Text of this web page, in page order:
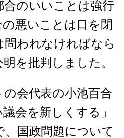
合のいいことは強行
悪いことは口を閉
問われなければなら
を批判しました。
会代表の小池百合
会を新しくする」
、国政問題について